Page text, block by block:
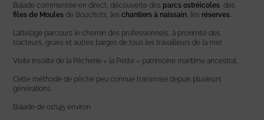
Balade commentée en direct, découverte des parcs ostréicoles , des
files de Moules de Bouchots, leschantiers à naissain , les réserves
L’attelage parcours le chemin des professionnels, à proximité des
tracteurs, grues et autres barges de tous les travailleurs de la mer.
Visite insolite de la Pêcherie « la Petite » patrimoine maritime ancestral.
Cette méthode de pêche peu connue transmise depuis plusieurs
générations.
Balade de 01h45 environ